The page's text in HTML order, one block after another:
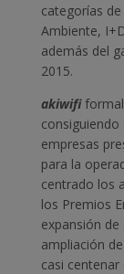
categorías
Ambiente,
además del
2015.
akiwifi
empresas
para la
centrado los
los Premios
expansión
ampliación
casi